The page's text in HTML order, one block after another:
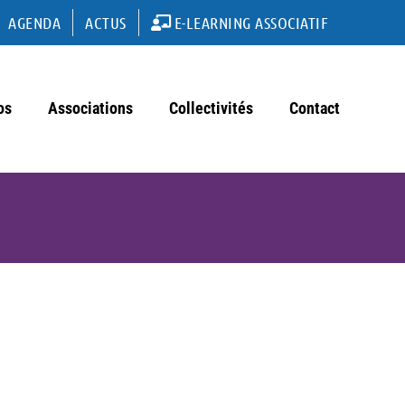
AGENDA ACTUS E-LEARNING ASSOCIATIF
Associations Collectivités Contact